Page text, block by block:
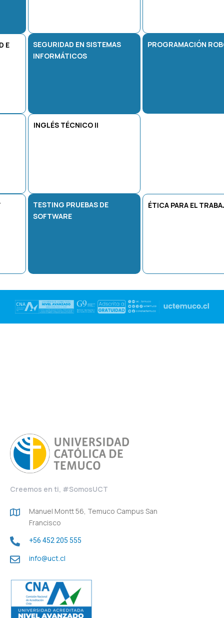
E
SEGURIDAD EN SISTEMAS
INFORMÁTICOS
INGLÉS TÉCNICO II
TESTING PRUEBAS DE
SOFTWARE
PROGRAMACIÓN
ÉTICA PARA EL
Creemos en ti, #SomosUCT
Manuel Montt 56, Temuco Campus San
Francisco
+56 452 205 555
info@uct.cl